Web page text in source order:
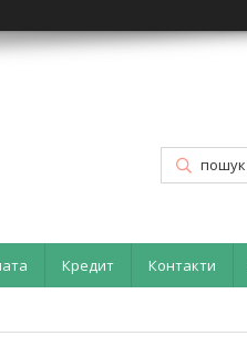
Кредит Контакти